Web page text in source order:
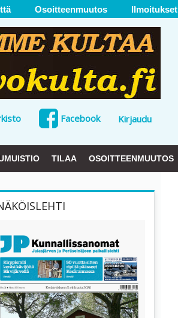
Osoitteenmuutos Ilmoitukset
Facebook Kirjaudu
TILAA OSOITTEENMUUTOS